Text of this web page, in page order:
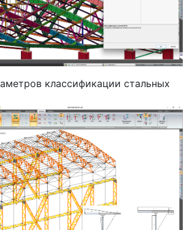
классификации стальных